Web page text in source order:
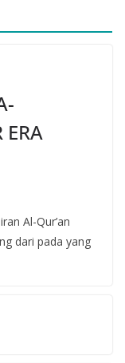
ERA
Al-Qur’an
dari pada yang